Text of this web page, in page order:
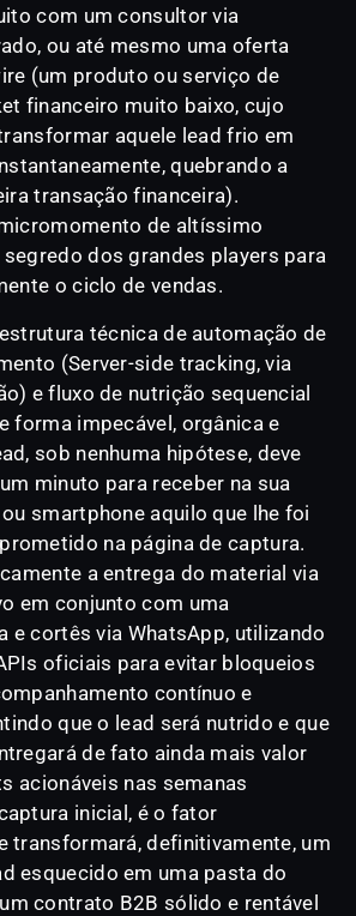
com um consultor via
ou até mesmo uma oferta
(um produto ou serviço de
financeiro muito baixo, cujo
aquele lead frio em
quebrando a
transação financeira).
de altíssimo
dos grandes players para
o ciclo de vendas.
técnica de automação de
(Server-side tracking, via
e fluxo de nutrição sequencial
forma impecável, orgânica e
sob nenhuma hipótese, deve
minuto para receber na sua
smartphone aquilo que lhe foi
na página de captura.
a entrega do material via
em conjunto com uma
e cortês via WhatsApp, utilizando
oficiais para evitar bloqueios
contínuo e
que o lead será nutrido e que
de fato ainda mais valor
acionáveis nas semanas
inicial, é o fator
transformará, definitivamente, um
esquecido em uma pasta do
contrato B2B sólido e rentável